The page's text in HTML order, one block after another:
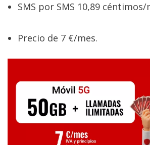
SMS por SMS 10,89 céntimos/
Precio de 7 €/mes.